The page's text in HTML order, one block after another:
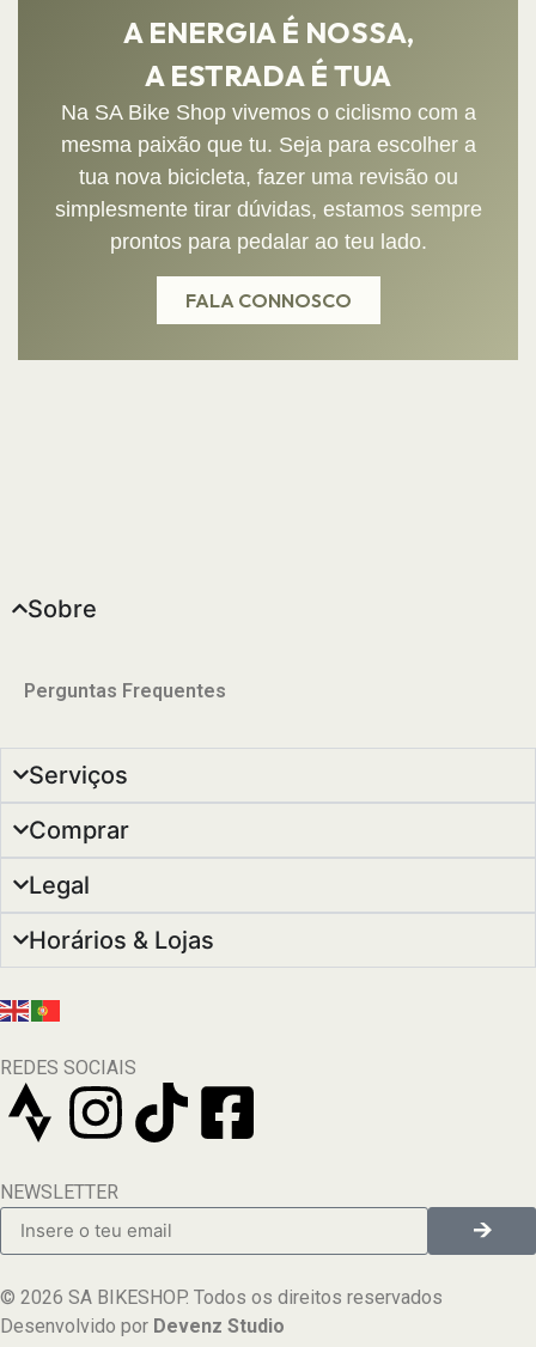
A ENERGIA É NOSSA,
A ESTRADA É TUA
Na SA Bike Shop vivemos o ciclismo com a
mesma paixão que tu. Seja para escolher a
tua nova bicicleta, fazer uma revisão ou
simplesmente tirar dúvidas, estamos sempre
prontos para pedalar ao teu lado.
FALA CONNOSCO
Sobre
Perguntas Frequentes
Serviços
Comprar
Legal
Horários & Lojas
REDES SOCIAIS
NEWSLETTER
© 2026 SA BIKESHOP. Todos os direitos reservados
Desenvolvido por Devenz Studio